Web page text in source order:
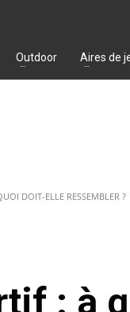
Outdoor Aires de
DOIT-ELLE RESSEMBLER ?
: à